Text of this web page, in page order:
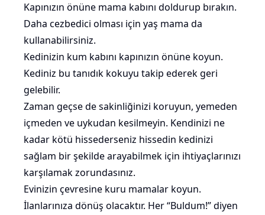
Kapınızın önüne mama kabını doldurup bırakın.
Daha cezbedici olması için yaş mama da
kullanabilirsiniz.
Kedinizin kum kabını kapınızın önüne koyun.
Kediniz bu tanıdık kokuyu takip ederek geri
gelebilir.
Zaman geçse de sakinliğinizi koruyun, yemeden
içmeden ve uykudan kesilmeyin. Kendinizi ne
kadar kötü hissederseniz hissedin kedinizi
sağlam bir şekilde arayabilmek için ihtiyaçlarınızı
karşılamak zorundasınız.
Evinizin çevresine kuru mamalar koyun.
İlanlarınıza dönüş olacaktır. Her “Buldum!” diyen